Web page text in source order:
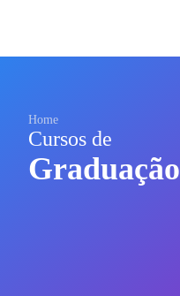
Home
Cursos de
Graduação